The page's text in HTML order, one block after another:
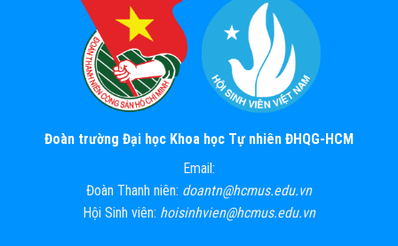
Đoàn trường Đại học Khoa học Tự nhiên ĐHQG-HCM
Email:
Đoàn Thanh niên: doantn@hcmus.edu.vn
Hội Sinh viên: hoisinhvien@hcmus.edu.vn